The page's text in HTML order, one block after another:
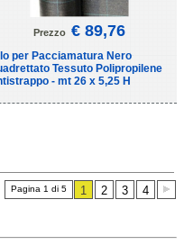
Prezzo € 89,76
per Pacciamatura Nero
Tessuto Polipropilene
- mt 26 x 5,25 H
Pagina 1 di 5 1 2 3
4